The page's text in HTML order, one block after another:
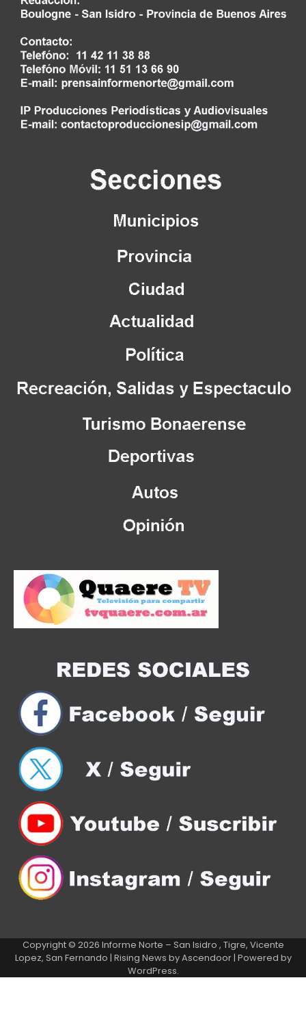
Copyright © 2026 Informe Norte – San Isidro , Tigre, Vicente
Lopez, San Fernando | Rising News byAscendoor| Powered by
WordPress.